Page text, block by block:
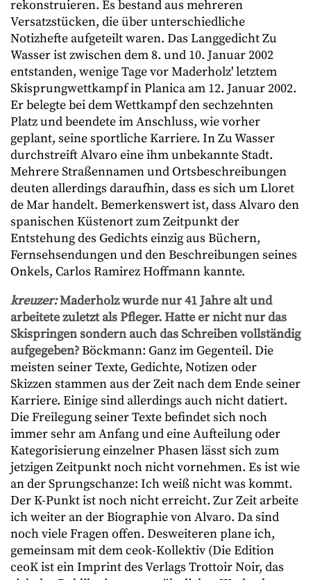
rekonstruieren. Es bestand aus mehreren
Versatzstücken, die über unterschiedliche
Notizhefte aufgeteilt waren. Das Langgedicht Zu
Wasser ist zwischen dem 8. und 10. Januar 2002
entstanden, wenige Tage vor Maderholz' letztem
Skisprungwettkampf in Planica am 12. Januar 2002.
Er belegte bei dem Wettkampf den sechzehnten
Platz und beendete im Anschluss, wie vorher
geplant, seine sportliche Karriere. In Zu Wasser
durchstreift Alvaro eine ihm unbekannte Stadt.
Mehrere Straßennamen und Ortsbeschreibungen
deuten allerdings daraufhin, dass es sich um Lloret
de Mar handelt. Bemerkenswert ist, dass Alvaro den
spanischen Küstenort zum Zeitpunkt der
Entstehung des Gedichts einzig aus Büchern,
Fernsehsendungen und den Beschreibungen seines
Onkels, Carlos Ramirez Hoffmann kannte.
kreuzer:Maderholz wurde nur 41 Jahre alt und
arbeitete zuletzt als Pfleger. Hatte er nicht nur das
Skispringen sondern auch das Schreiben vollständig
aufgegeben?Böckmann: Ganz im Gegenteil. Die
meisten seiner Texte, Gedichte, Notizen oder
Skizzen stammen aus der Zeit nach dem Ende seiner
Karriere. Einige sind allerdings auch nicht datiert.
Die Freilegung seiner Texte befindet sich noch
immer sehr am Anfang und eine Aufteilung oder
Kategorisierung einzelner Phasen lässt sich zum
jetzigen Zeitpunkt noch nicht vornehmen. Es ist wie
an der Sprungschanze: Ich weiß nicht was kommt.
Der K-Punkt ist noch nicht erreicht. Zur Zeit arbeite
ich weiter an der Biographie von Alvaro. Da sind
noch viele Fragen offen. Desweiteren plane ich,
gemeinsam mit dem ceok-Kollektiv (Die Edition
ceoK ist ein Imprint des Verlags Trottoir Noir, das